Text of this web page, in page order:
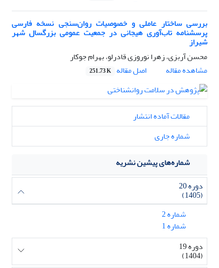
بررسی ساختار عاملی و خصوصیات روان‌سنجی نسخه فارسی
پرسشنامه تاب‌آوری هیجانی در جمعیت عمومی بزرگسال شهر
شیراز
محسن آربزی، زهرا نوروزی قادرلو، بهرام جوکار
مشاهده مقاله
اصل مقاله 251.73 K
مقالات آماده انتشار
شماره جاری
شماره‌های پیشین نشریه
دوره 20
(1405)
شماره 2
شماره 1
دوره 19
(1404)